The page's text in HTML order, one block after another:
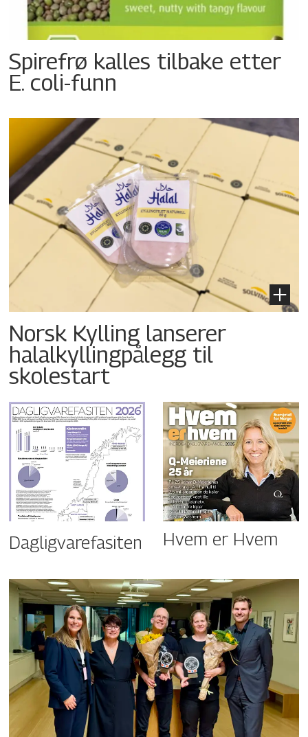
Spirefrø kalles tilbake etter
E. coli-funn
Norsk Kylling lanserer
halalkyllingpålegg til
skolestart
Dagligvarefasiten Hvem er Hvem